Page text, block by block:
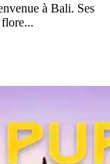
à Bali. Ses
flore...